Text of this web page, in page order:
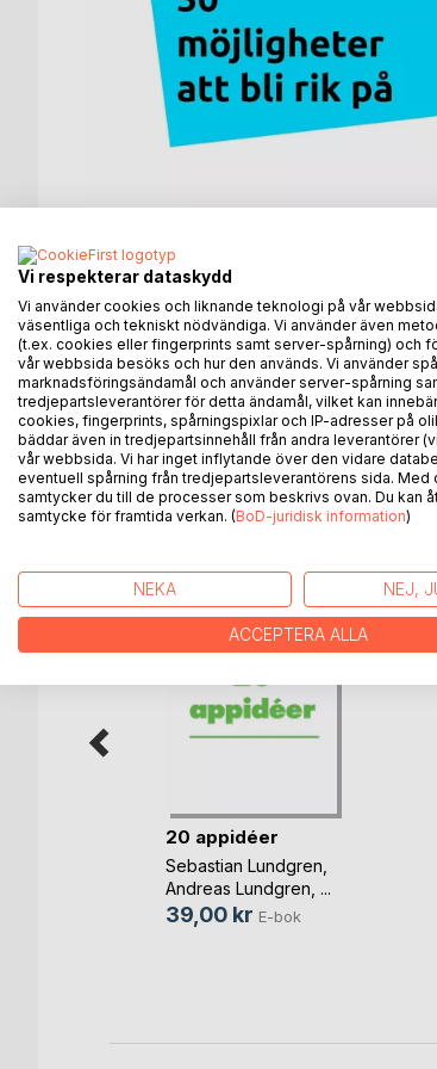
BESKRIVNING
Den här boken ger er tips och idéer
FÖRFATTARE
ANDRA TITLAR
20 appidéer
Sebastian Lundgren
Andreas Lundgren , ...
39,00 kr E-bok
Vi respekterar dataskydd
Vi använder cookies och liknande teknologi på vår
väsentliga och tekniskt nödvändiga. Vi använder även
(t.ex. cookies eller fingerprints samt server-spårning) och
vår webbsida besöks och hur den används. Vi använder
marknadsföringsändamål och använder server-spårning
tredjepartsleverantörer för detta ändamål, vilket kan
cookies, fingerprints, spårningspixlar och IP-adresser på
bäddar även in tredjepartsinnehåll från andra leverantörer
vår webbsida. Vi har inget inflytande över den vidare
eventuell spårning från tredjepartsleverantörens sida. Med
samtycker du till de processer som beskrivs ovan. Du kan
samtycke för framtida verkan. (BoD-juridisk information)
NEKA NEJ,
ACCEPTERA ALLA